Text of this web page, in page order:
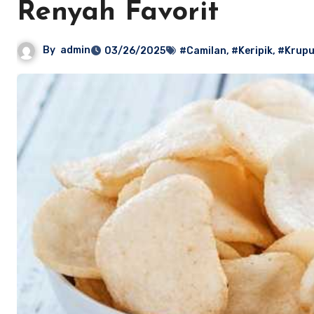
Renyah Favorit
By admin 03/26/2025 #Camilan, #Keripik,